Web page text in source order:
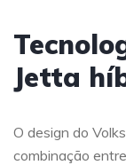
Jetta
O design do
combinação